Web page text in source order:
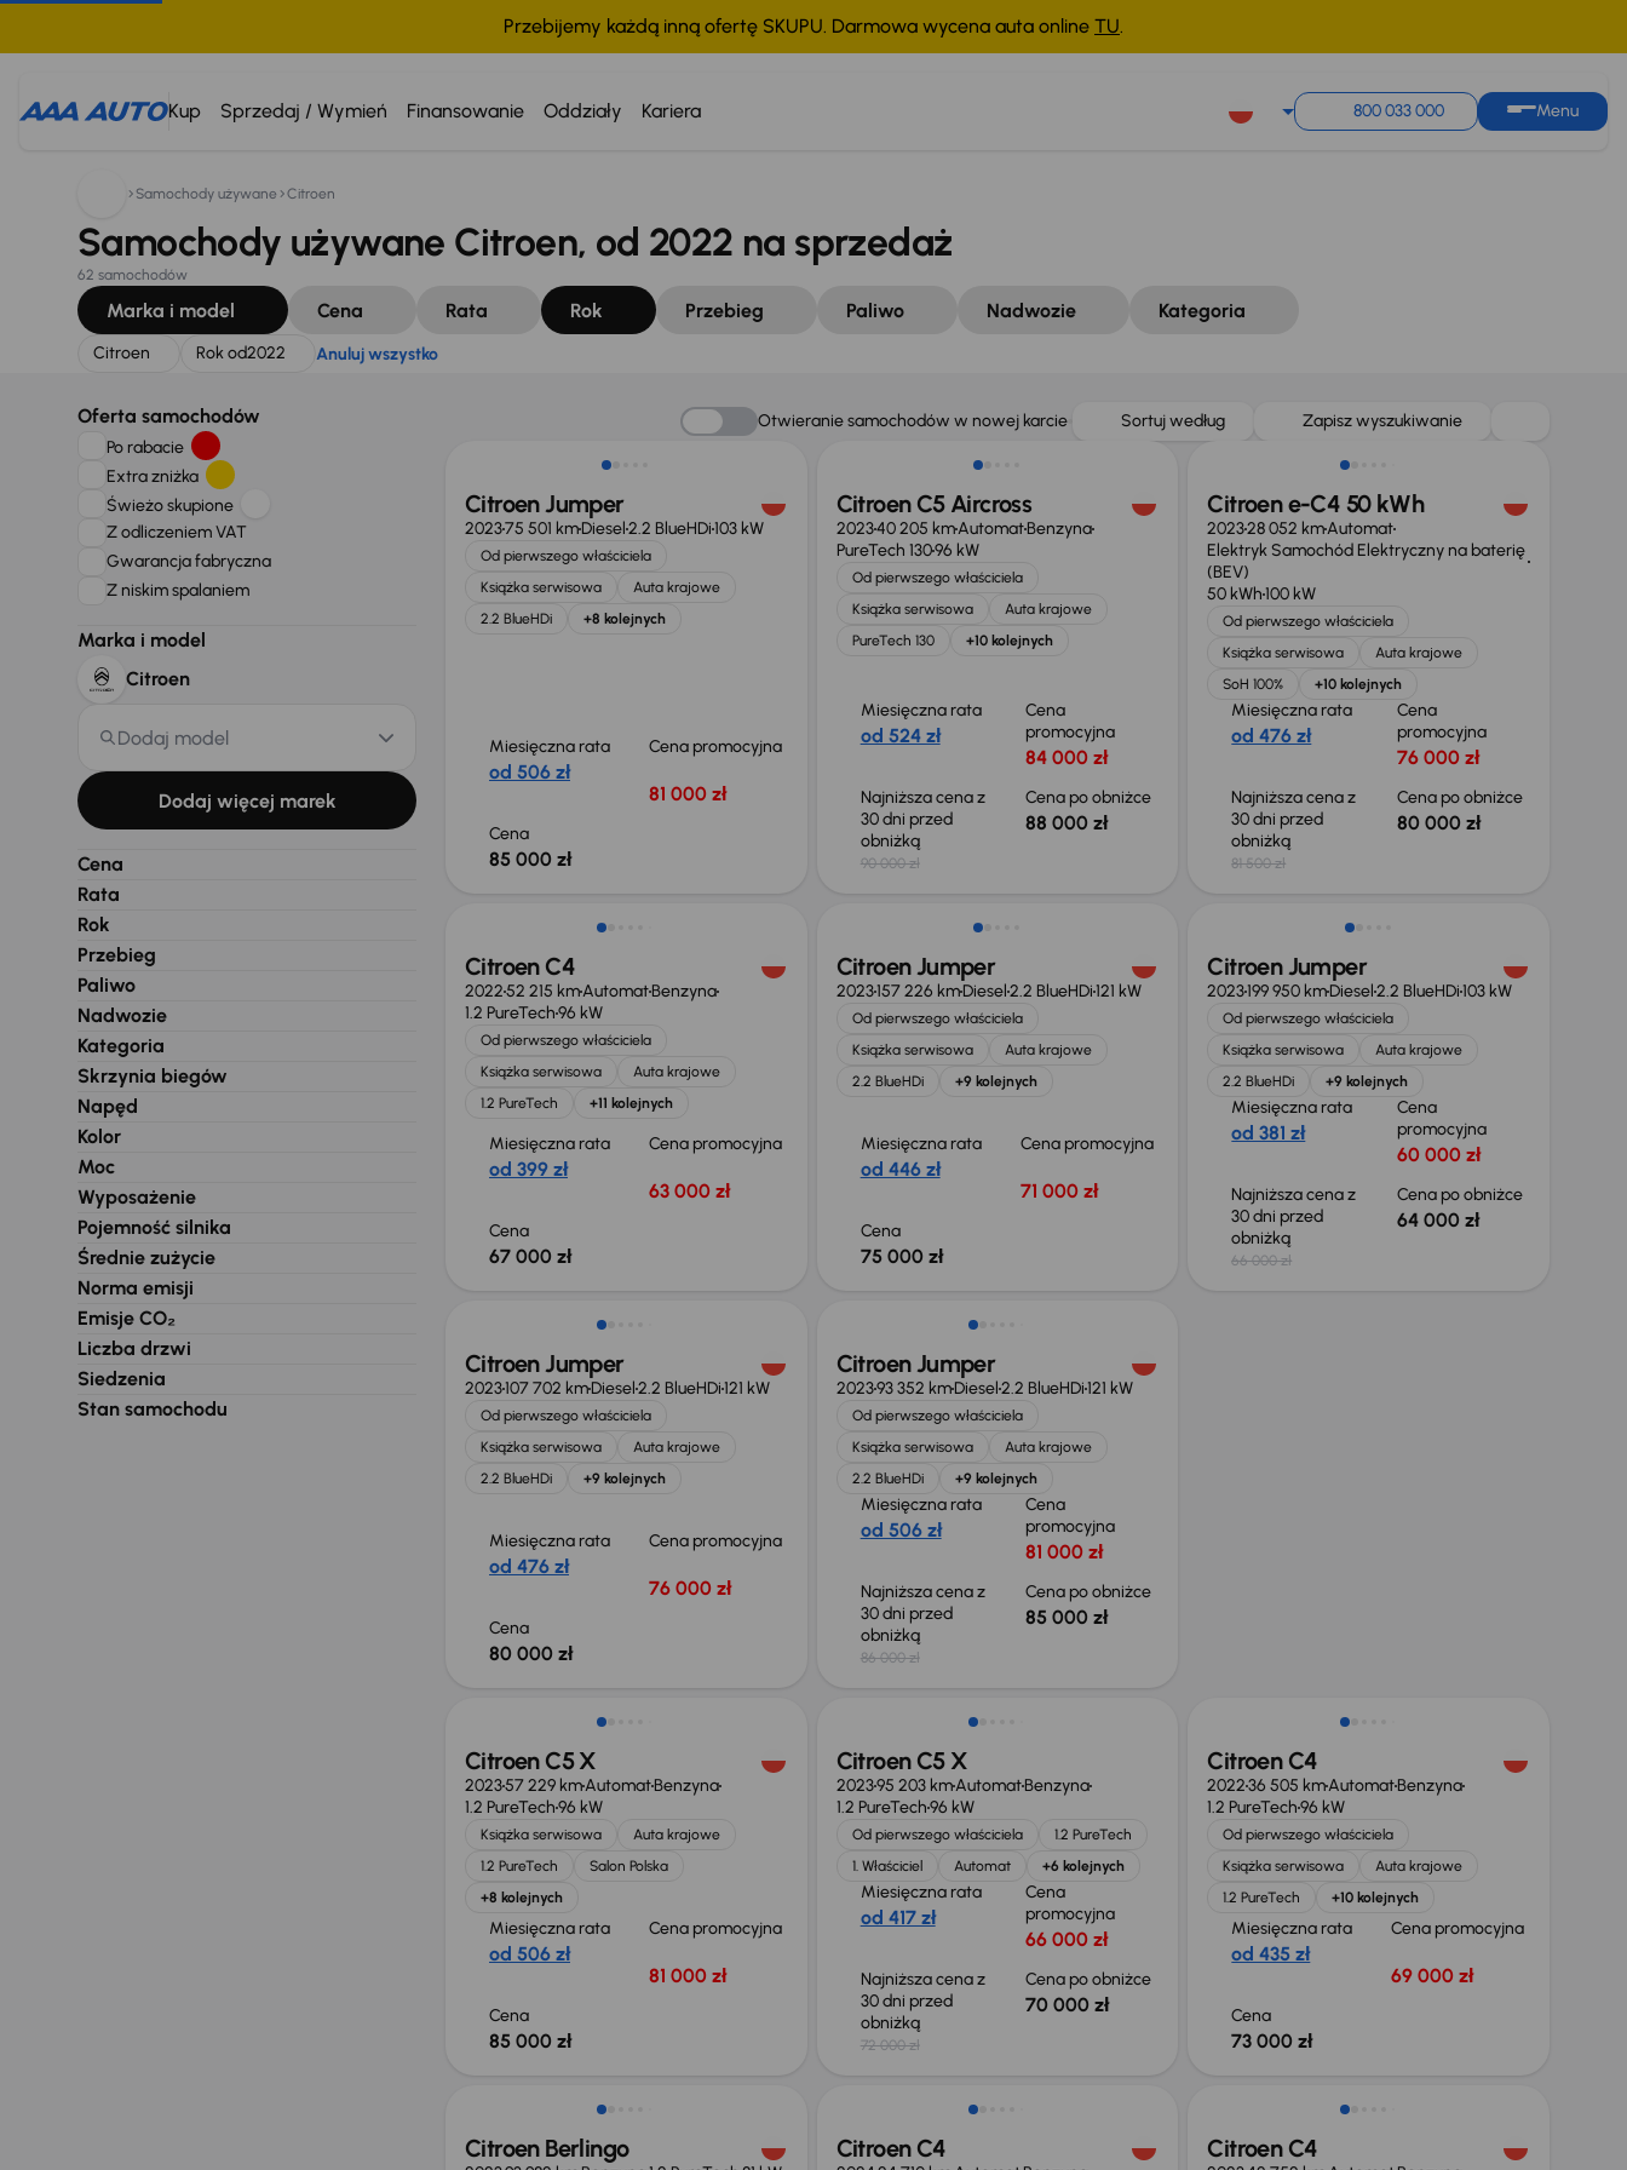
Przebijemy każdą inną ofertę SKUPU. Darmowa wycena auta online TU.
Kup Sprzedaj / Wymień Finansowanie Oddziały Kariera 800 033 000 Menu
Szukam: Anuluj wszystko
Samochody używane Citroen
Samochody używane Citroen, od 2022 na sprzedaż
62 samochodów
Marka i model Cena Rata Rok Przebieg Paliwo Nadwozie Kategoria
Citroen Rok od2022 Anuluj wszystko
Oferta samochodów
Po rabacie
Extra zniżka
Świeżo skupione
Z odliczeniem VAT
Gwarancja fabryczna
Z niskim spalaniem
Marka i model
Citroen
Dodaj model
Dodaj więcej marek
Cena
Rata
Rok
Przebieg
Paliwo
Nadwozie
Kategoria
Skrzynia biegów
Napęd
Kolor
Moc
Wyposażenie
Pojemność silnika
Średnie zużycie
Norma emisji
Emisje CO₂
Liczba drzwi
Siedzenia
Stan samochodu
Otwieranie samochodów w nowej karcie Sortuj według Zapisz wyszukiwanie
Możliwość odliczenia VAT
Citroen Jumper
202375 501 kmDiesel2.2 BlueHDi103 kW
Od pierwszego właściciela
Książka serwisowa
Auta krajowe
2.2 BlueHDi
+8 kolejnych
Miesięczna rata
od 506 zł
Cena promocyjna
81 000 zł
Cena
85 000 zł
Taniej o 2 000 zł
Citroen C5 Aircross
202340 205 kmAutomatBenzyna
PureTech 13096 kW
Od pierwszego właściciela
Książka serwisowa
Auta krajowe
PureTech 130
+10 kolejnych
Miesięczna rata
od 524 zł
Cena
promocyjna
84 000 zł
Najniższa cena z
30 dni przed
obniżką
90 000 zł
Cena po obniżce
88 000 zł
Taniej o 1 500 zł
Citroen e-C4 50 kWh
202328 052 kmAutomat
Elektryk Samochód Elektryczny na baterię
(BEV)
50 kWh100 kW
Od pierwszego właściciela
Książka serwisowa
Auta krajowe
SoH 100%
+10 kolejnych
Miesięczna rata
od 476 zł
Cena
promocyjna
76 000 zł
Najniższa cena z
30 dni przed
obniżką
81 500 zł
Cena po obniżce
80 000 zł
Świeżo skupione
Citroen C4
202252 215 kmAutomatBenzyna
1.2 PureTech96 kW
Od pierwszego właściciela
Książka serwisowa
Auta krajowe
1.2 PureTech
+11 kolejnych
Miesięczna rata
od 399 zł
Cena promocyjna
63 000 zł
Cena
67 000 zł
Możliwość odliczenia VAT
Citroen Jumper
2023157 226 kmDiesel2.2 BlueHDi121 kW
Od pierwszego właściciela
Książka serwisowa
Auta krajowe
2.2 BlueHDi
+9 kolejnych
Miesięczna rata
od 446 zł
Cena promocyjna
71 000 zł
Cena
75 000 zł
Taniej o 2 000 zł
Citroen Jumper
2023199 950 kmDiesel2.2 BlueHDi103 kW
Od pierwszego właściciela
Książka serwisowa
Auta krajowe
2.2 BlueHDi
+9 kolejnych
Miesięczna rata
od 381 zł
Cena
promocyjna
60 000 zł
Najniższa cena z
30 dni przed
obniżką
66 000 zł
Cena po obniżce
64 000 zł
Możliwość odliczenia VAT
Citroen Jumper
2023107 702 kmDiesel2.2 BlueHDi121 kW
Od pierwszego właściciela
Książka serwisowa
Auta krajowe
2.2 BlueHDi
+9 kolejnych
Miesięczna rata
od 476 zł
Cena promocyjna
76 000 zł
Cena
80 000 zł
Taniej o 1 000 zł
Citroen Jumper
202393 352 kmDiesel2.2 BlueHDi121 kW
Od pierwszego właściciela
Książka serwisowa
Auta krajowe
2.2 BlueHDi
+9 kolejnych
Miesięczna rata
od 506 zł
Cena
promocyjna
81 000 zł
Najniższa cena z
30 dni przed
obniżką
86 000 zł
Cena po obniżce
85 000 zł
Możliwość odliczenia VAT
Citroen C5 X
202357 229 kmAutomatBenzyna
1.2 PureTech96 kW
Książka serwisowa
Auta krajowe
1.2 PureTech
Salon Polska
+8 kolejnych
Miesięczna rata
od 506 zł
Cena promocyjna
81 000 zł
Cena
85 000 zł
Taniej o 2 000 zł
Citroen C5 X
202395 203 kmAutomatBenzyna
1.2 PureTech96 kW
Od pierwszego właściciela
1.2 PureTech
1. Właściciel
Automat +6 kolejnych
Miesięczna rata
od 417 zł
Cena
promocyjna
66 000 zł
Najniższa cena z
30 dni przed
obniżką
72 000 zł
Cena po obniżce
70 000 zł
Citroen C4
202236 505 kmAutomatBenzyna
1.2 PureTech96 kW
Od pierwszego właściciela
Książka serwisowa
Auta krajowe
1.2 PureTech
+10 kolejnych
Miesięczna rata
od 435 zł
Cena promocyjna
69 000 zł
Cena
73 000 zł
Możliwość odliczenia VAT
Citroen Berlingo
Od nowego taniej o 19 999 zł
Citroen C4 Citroen C4